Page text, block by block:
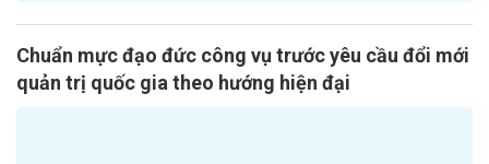
Chuẩn mực đạo đức công vụ trước yêu cầu đổi mới
quản trị quốc gia theo hướng hiện đại